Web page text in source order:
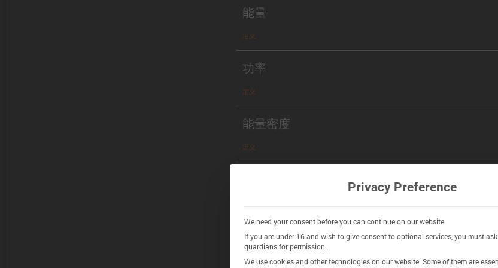
能量
定义
功率
定义
能量密度
定义
Chemistry
Privacy Preference
We need your consent before you can continue on our website.
If you are under 16 and wish to give consent to optional services, you must
guardians for permission.
We use cookies and other technologies on our website. Some of them are